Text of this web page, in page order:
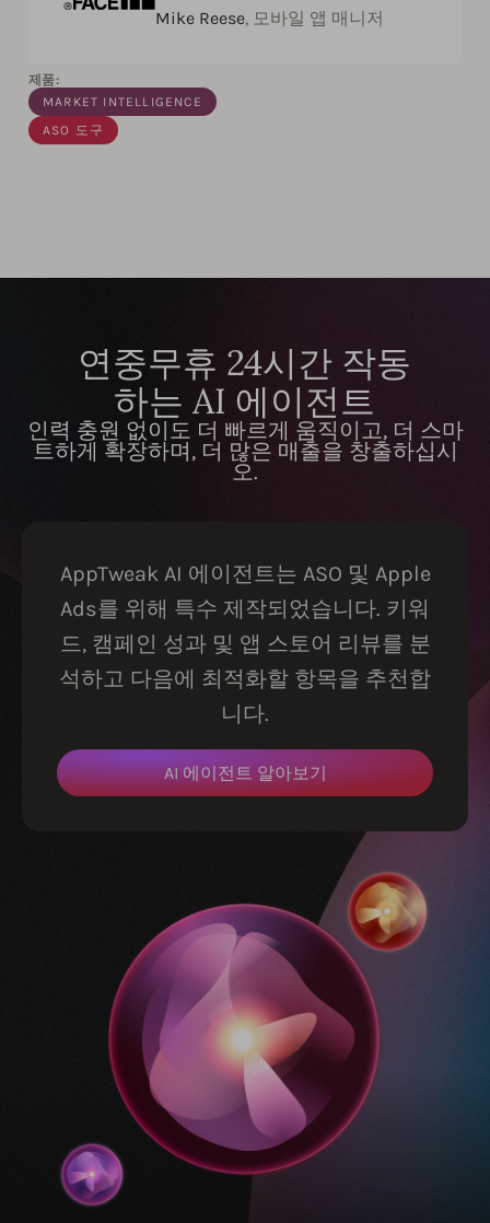
Mike Reese, 모바일 앱 매니저
제품:
MARKET INTELLIGENCE
ASO 도구
연중무휴 24시간 작동
하는 AI 에이전트
인력 충원 없이도 더 빠르게 움직이고, 더 스마
트하게 확장하며, 더 많은 매출을 창출하십시
오.
AppTweak AI 에이전트는 ASO 및 Apple
Ads를 위해 특수 제작되었습니다. 키워
드, 캠페인 성과 및 앱 스토어 리뷰를 분
석하고 다음에 최적화할 항목을 추천합
니다.
AI 에이전트 알아보기